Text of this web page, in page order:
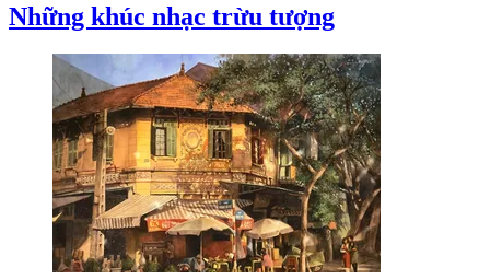
Những khúc nhạc trừu tượng